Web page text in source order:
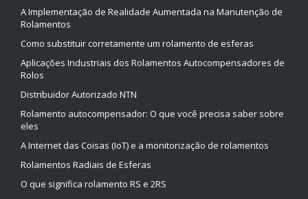
A Implementação de Realidade Aumentada na Manutenção de
Rolamentos
Como substituir corretamente um rolamento de esferas
Aplicações Industriais dos Rolamentos Autocompensadores de
Rolos
Distribuidor Autorizado NTN
Rolamento autocompensador: O que você precisa saber sobre
eles
A Internet das Coisas (IoT) e a monitorização de rolamentos
Rolamentos Radiais de Esferas
O que significa rolamento RS e 2RS